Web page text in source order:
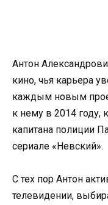
Антон
кино, чья карьера
каждым новым
к нему в 2014 году,
капитана полиции
сериале «Невский».
С тех пор Антон
телевидении,